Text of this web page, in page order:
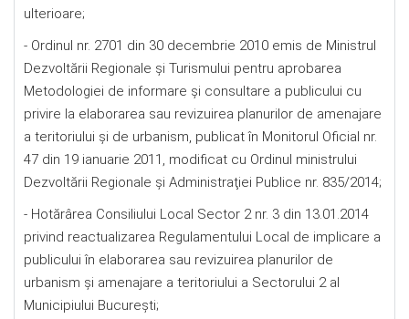
ulterioare;
- Ordinul nr. 2701 din 30 decembrie 2010 emis de Ministrul
Dezvoltării Regionale şi Turismului pentru aprobarea
Metodologiei de informare şi consultare a publicului cu
privire la elaborarea sau revizuirea planurilor de amenajare
a teritoriului şi de urbanism, publicat în Monitorul Oficial nr.
47 din 19 ianuarie 2011, modificat cu Ordinul ministrului
Dezvoltării Regionale şi Administraţiei Publice nr. 835/2014;
- Hotărârea Consiliului Local Sector 2 nr. 3 din 13.01.2014
privind reactualizarea Regulamentului Local de implicare a
publicului în elaborarea sau revizuirea planurilor de
urbanism şi amenajare a teritoriului a Sectorului 2 al
Municipiului Bucureşti;